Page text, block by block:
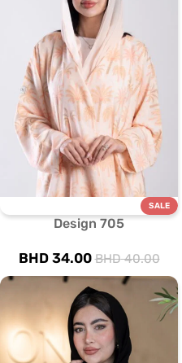
SALE
Design 705
BHD40.00
BHD34.00